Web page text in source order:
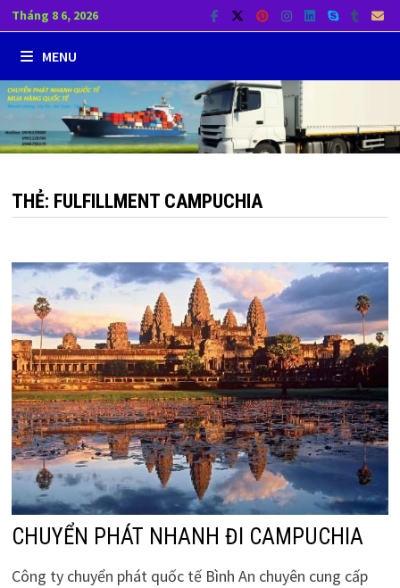
Skip
to
content
Tháng 8 6, 2026
MENU
THẺ: FULFILLMENT CAMPUCHIA
CHUYỂN PHÁT NHANH ĐI CAMPUCHIA
Công ty chuyển phát quốc tế Bình An chuyên cung cấp